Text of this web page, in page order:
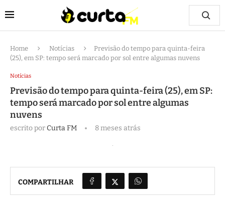
Home Notícias
Previsão do tempo para quinta-feira
(25), em SP: tempo será marcado por sol entre algumas nuvens
Notícias
Previsão do tempo para quinta-feira (25), em SP:
tempo será marcado por sol entre algumas
nuvens
escrito porCurta FM 8 meses atrás
COMPARTILHAR